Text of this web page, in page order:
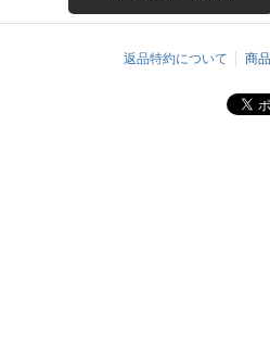
返品特約について 商